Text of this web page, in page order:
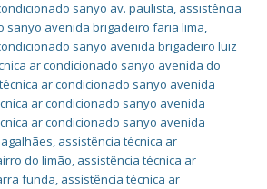
sanyo av. paulista, assistência
sanyo avenida brigadeiro faria lima,
sanyo avenida brigadeiro luiz
ar condicionado sanyo avenida do
ar condicionado sanyo avenida
ar condicionado sanyo avenida
ar condicionado sanyo avenida
, assistência técnica ar
do limão, assistência técnica ar
funda, assistência técnica ar